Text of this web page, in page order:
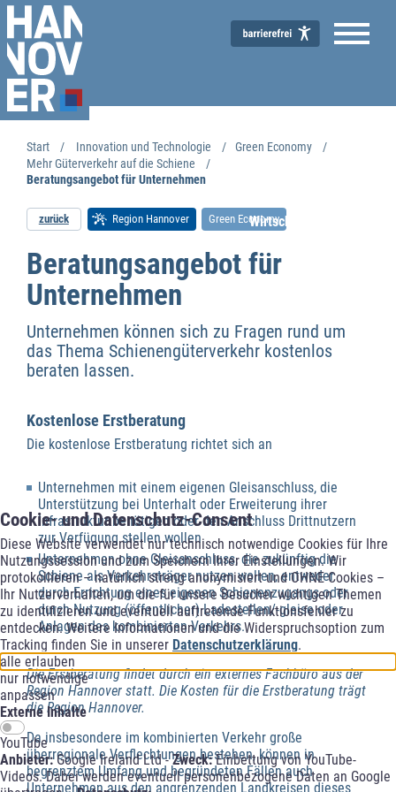
Cookie- und Datenschutz-Consent
Diese Website verwendet nur technisch notwendige Cookies für Ihre
Nutzungssession und zum Speichern Ihrer Einstellungen. Wir
protokollieren – natürlich streng anonymisiert und OHNE Cookies –
Ihr Nutzerverhalten, um die für unsere Besucher wichtigen Themen
zu identifizieren und eventuell auftretende Funktionsfehler zu
entdecken. Weitere Informationen und die Widerspruchsoption zum
Tracking finden Sie in unserer Datenschutzerklärung.
alle erlauben
nur notwendige
anpassen
Externe Inhalte
YouTube
Anbieter:Google Ireland Ltd -Zweck:Einbettung von YouTube-
Videos. Dabei werden eventuell personenbezogene Daten an Google
Wirtschaftsförderung
Start Innovation und Technologie
Green Economy
Mehr Güterverkehr auf die Schiene
Beratungsangebot für Unternehmen
zurück Region Hannover Green Economy
Beratungsangebot für
Unternehmen
Unternehmen können sich zu Fragen rund um
das Thema Schienengüterverkehr kostenlos
beraten lassen.
Kostenlose Erstberatung
Die kostenlose Erstberatung richtet sich an
Unternehmen mit einem eigenen Gleisanschluss, die
Unterstützung bei Unterhalt oder Erweiterung ihrer
Infrastruktur benötigen oder den Anschluss Drittnutzern
zur Verfügung stellen wollen
Unternehmen ohne Gleisanschluss, die zukünftig die
Schiene als Verkehrsträger nutzen wollen, entweder
durch Errichtung eines eigenen Schienenzugangs oder
durch Nutzung (öffentlicher) Ladestellen/-gleise oder
Anlagen des kombinierten Verkehrs.
Die Erstberatung findet durch ein externes Fachbüro aus der
Region Hannover statt. Die Kosten für die Erstberatung trägt
die Region Hannover.
Da insbesondere im kombinierten Verkehr große
überregionale Verflechtungen bestehen, können in
begrenztem Umfang und begründeten Fällen auch
Unternehmen aus den angrenzenden Landkreisen dieses